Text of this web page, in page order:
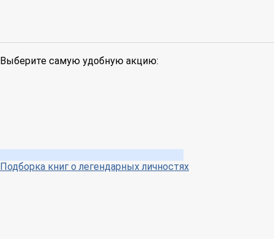
Выберите самую удобную акцию:
Подборка книг о легендарных личностях